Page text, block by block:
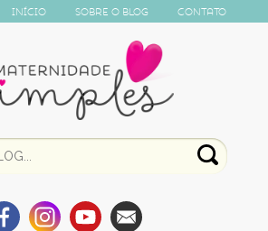
Início Sobre o Blog Contato